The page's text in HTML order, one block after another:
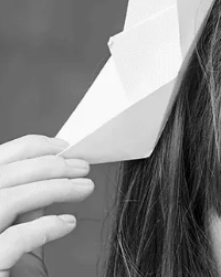
Designmanagement
Fashion Journalism &
Communication
Sustainability in
Creative Industries
Fashion & Design
Management
Fashion Design
Master
Luxury Management
Generatives Design &